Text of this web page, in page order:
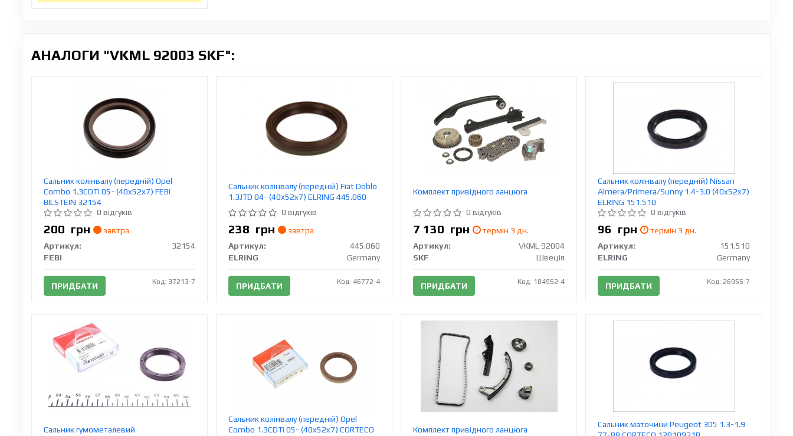
АНАЛОГИ "VKML 92003 SKF":
Сальник колінвалу (передній) Opel
Combo 1.3CDTi 05- (40x52x7) FEBI
BILSTEIN 32154
0 відгуків
200 грн
завтра
Артикул:
32154
FEBI
ПРИДБАТИ Код: 37213-7
Сальник колінвалу (передній) Fiat Doblo
1.3JTD 04- (40x52x7) ELRING 445.060
0 відгуків
238 грн
завтра
Артикул:
445.060
ELRING
Germany
ПРИДБАТИ Код: 46772-4
Комплект привідного ланцюга
0 відгуків
7 130 грн
термін 3 дн.
Артикул:
VKML 92004
SKF
Швеція
ПРИДБАТИ Код: 104952-4
Сальник колінвалу (передній) Nissan
Almera/Primera/Sunny 1.4-3.0 (40x52x7)
ELRING 151.510
0 відгуків
96 грн
термін 3 дн.
Артикул:
151.510
ELRING
Germany
ПРИДБАТИ Код: 26955-7
Сальник гумометалевий
Сальник колінвалу (передній) Opel
Combo 1.3CDTi 05- (40x52x7) CORTECO
Комплект привідного ланцюга
Сальник маточини Peugeot 305 1.3-1.9